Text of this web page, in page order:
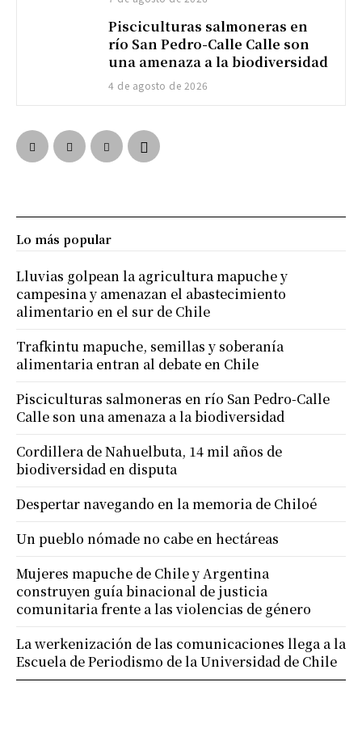
Pisciculturas salmoneras en
río San Pedro-Calle Calle son
una amenaza a la biodiversidad
4 de agosto de 2026
Lo más popular
Lluvias golpean la agricultura mapuche y
campesina y amenazan el abastecimiento
alimentario en el sur de Chile
Trafkintu mapuche, semillas y soberanía
alimentaria entran al debate en Chile
Pisciculturas salmoneras en río San Pedro-Calle
Calle son una amenaza a la biodiversidad
Cordillera de Nahuelbuta, 14 mil años de
biodiversidad en disputa
Despertar navegando en la memoria de Chiloé
Un pueblo nómade no cabe en hectáreas
Mujeres mapuche de Chile y Argentina
construyen guía binacional de justicia
comunitaria frente a las violencias de género
La werkenización de las comunicaciones llega a la
Escuela de Periodismo de la Universidad de Chile